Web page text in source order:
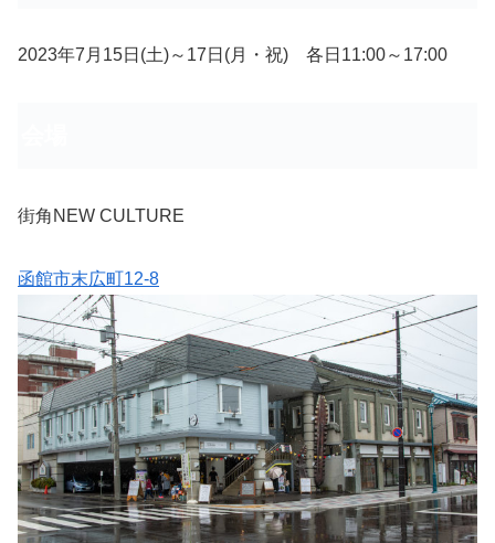
2023年7月15日(土)～17日(月・祝) 各日11:00～17:00
街角NEW CULTURE
函館市末広町12-8